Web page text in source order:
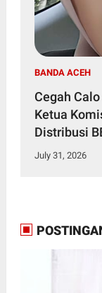
BANDA ACEH
Cegah
Ketua
Distribusi
July 31, 2026